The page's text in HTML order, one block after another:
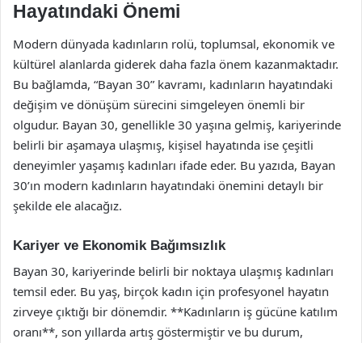
Hayatındaki Önemi
Modern dünyada kadınların rolü, toplumsal, ekonomik ve
kültürel alanlarda giderek daha fazla önem kazanmaktadır.
Bu bağlamda, “Bayan 30” kavramı, kadınların hayatındaki
değişim ve dönüşüm sürecini simgeleyen önemli bir
olgudur. Bayan 30, genellikle 30 yaşına gelmiş, kariyerinde
belirli bir aşamaya ulaşmış, kişisel hayatında ise çeşitli
deneyimler yaşamış kadınları ifade eder. Bu yazıda, Bayan
30’ın modern kadınların hayatındaki önemini detaylı bir
şekilde ele alacağız.
Kariyer ve Ekonomik Bağımsızlık
Bayan 30, kariyerinde belirli bir noktaya ulaşmış kadınları
temsil eder. Bu yaş, birçok kadın için profesyonel hayatın
zirveye çıktığı bir dönemdir. **Kadınların iş gücüne katılım
oranı**, son yıllarda artış göstermiştir ve bu durum,